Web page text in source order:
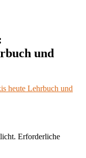
und
Erforderliche